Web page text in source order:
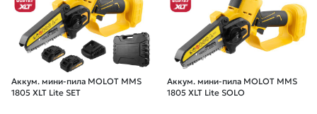
Аккум. мини-пила MOLOT MMS
1805 XLT Lite SET
Аккум. мини-пила MOLOT MMS
1805 XLT Lite SOLO